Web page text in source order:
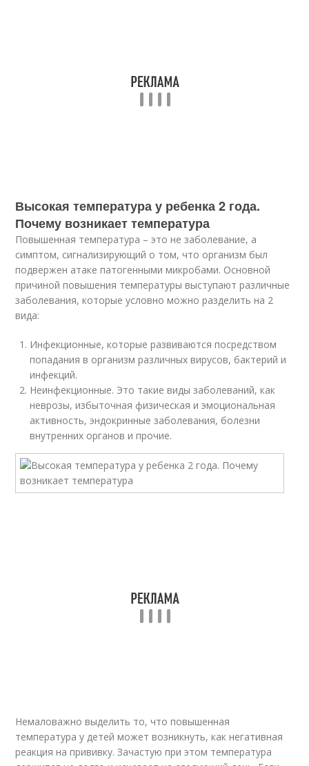
Высокая температура у ребенка 2 года.
Почему возникает температура
Повышенная температура – это не заболевание, а
симптом, сигнализирующий о том, что организм был
подвержен атаке патогенными микробами. Основной
причиной повышения температуры выступают различные
заболевания, которые условно можно разделить на 2
вида:
Инфекционные, которые развиваются посредством
попадания в организм различных вирусов, бактерий и
инфекций.
Неинфекционные. Это такие виды заболеваний, как
неврозы, избыточная физическая и эмоциональная
активность, эндокринные заболевания, болезни
внутренних органов и прочие.
Немаловажно выделить то, что повышенная
температура у детей может возникнуть, как негативная
реакция на прививку. Зачастую при этом температура